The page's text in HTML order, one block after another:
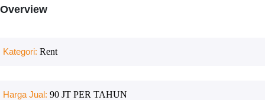
Overview
Kategori: Rent
Harga Jual: 90 JT PER TAHUN